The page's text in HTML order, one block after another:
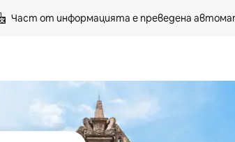
Част от информацията е преведена